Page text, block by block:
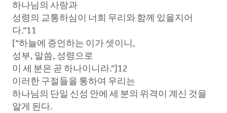
하나님의 사랑과
성령의 교통하심이 너희 무리와 함께 있을지어
다.”11
[“하늘에 증언하는 이가 셋이니,
성부, 말씀, 성령으로
이 세 분은 곧 하나이니라.”]12
이러한 구절들을 통하여 우리는
하나님의 단일 신성 안에 세 분의 위격이 계신 것을
알게 된다.